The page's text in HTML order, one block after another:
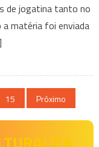
e
afirma
de jogatina tanto no
matéria foi enviada
15 Próximo